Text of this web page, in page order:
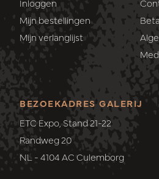
Inloggen
Mijn bestellingen
Mijn verlanglijst
BEZOEKADRES GALERIJ
ETC Expo, Stand 21-22
Randweg 20
NL - 4104 AC Culemborg